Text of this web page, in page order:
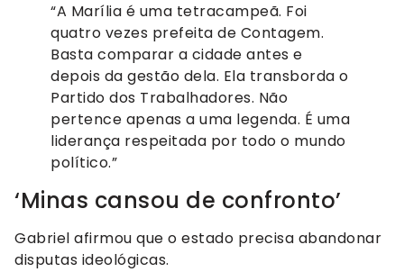
“A Marília é uma tetracampeã. Foi
quatro vezes prefeita de Contagem.
Basta comparar a cidade antes e
depois da gestão dela. Ela transborda o
Partido dos Trabalhadores. Não
pertence apenas a uma legenda. É uma
liderança respeitada por todo o mundo
político.”
‘Minas cansou de confronto’
Gabriel afirmou que o estado precisa abandonar
disputas ideológicas.